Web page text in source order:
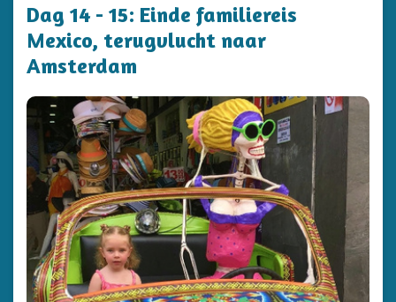
Dag 14 - 15: Einde familiereis
Mexico, terugvlucht naar
Amsterdam